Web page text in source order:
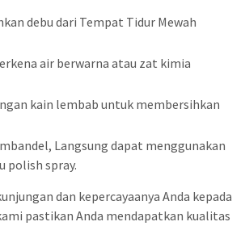
debu dari Tempat Tidur Mewah
air berwarna atau zat kimia
kain lembab untuk membersihkan
Langsung dapat menggunakan
polish spray.
dan kepercayaanya Anda kepada
pastikan Anda mendapatkan kualitas